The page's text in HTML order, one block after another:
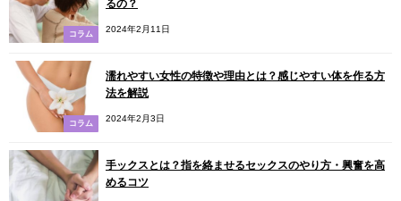
コラム
るの？
2024年2月11日
コラム
濡れやすい女性の特徴や理由とは？感じやすい体を作る方
法を解説
2024年2月3日
手ックスとは？指を絡ませるセックスのやり方・興奮を高
めるコツ